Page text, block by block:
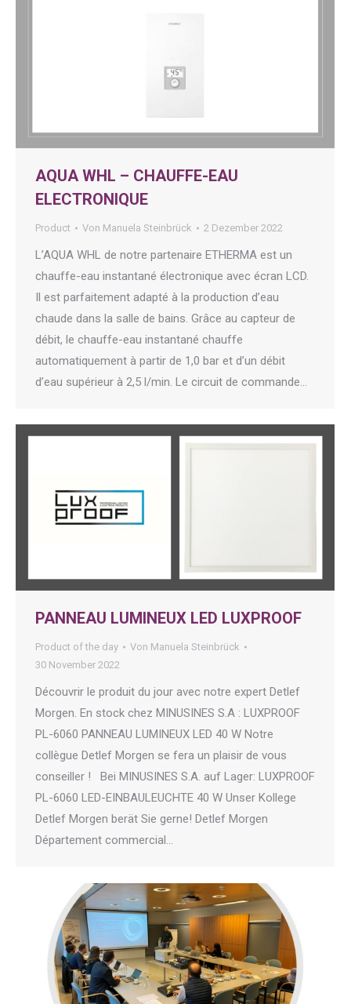
AQUA WHL – CHAUFFE-EAU
ELECTRONIQUE
Product Von Manuela Steinbrück 2 Dezember 2022
L’AQUA WHL de notre partenaire ETHERMA est un
chauffe-eau instantané électronique avec écran LCD.
Il est parfaitement adapté à la production d’eau
chaude dans la salle de bains. Grâce au capteur de
débit, le chauffe-eau instantané chauffe
automatiquement à partir de 1,0 bar et d’un débit
d’eau supérieur à 2,5 l/min. Le circuit de commande…
PANNEAU LUMINEUX LED LUXPROOF
Product of the day Von Manuela Steinbrück
30 November 2022
Découvrir le produit du jour avec notre expert Detlef
Morgen. En stock chez MINUSINES S.A : LUXPROOF
PL-6060 PANNEAU LUMINEUX LED 40 W Notre
collègue Detlef Morgen se fera un plaisir de vous
conseiller ! Bei MINUSINES S.A. auf Lager: LUXPROOF
PL-6060 LED-EINBAULEUCHTE 40 W Unser Kollege
Detlef Morgen berät Sie gerne! Detlef Morgen
Département commercial…